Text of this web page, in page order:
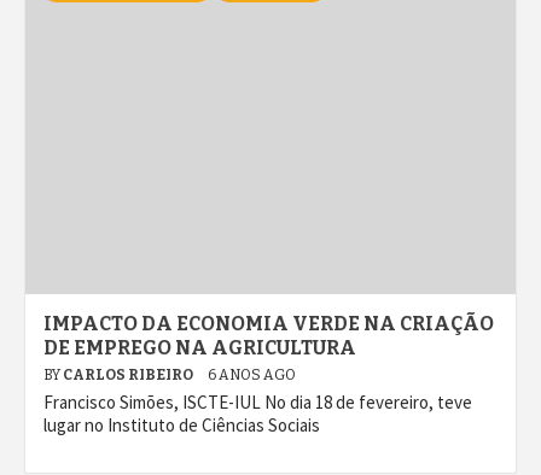
IMPACTO DA ECONOMIA VERDE NA CRIAÇÃO
DE EMPREGO NA AGRICULTURA
BY CARLOS RIBEIRO 6 ANOS AGO
Francisco Simões, ISCTE-IUL No dia 18 de fevereiro, teve
lugar no Instituto de Ciências Sociais